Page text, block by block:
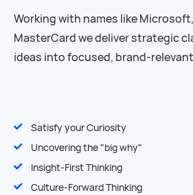
Working with names like Microsoft,
MasterCard we deliver strategic
ideas into focused, brand-
Satisfy your Curiosity
Uncovering the "big why"
Insight-First Thinking
Culture-Forward Thinking